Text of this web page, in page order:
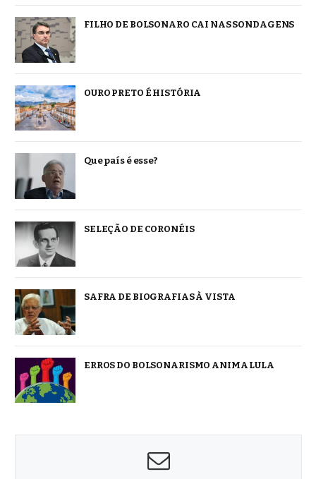
FILHO DE BOLSONARO CAI NAS SONDAGENS
OURO PRETO É HISTÓRIA
Que país é esse?
SELEÇÃO DE CORONÉIS
SAFRA DE BIOGRAFIAS À VISTA
ERROS DO BOLSONARISMO ANIMA LULA